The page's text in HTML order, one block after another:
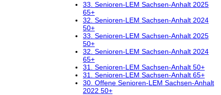
33. Senioren-LEM Sachsen-Anhalt 2025
65+
32. Senioren-LEM Sachsen-Anhalt 2024
50+
33. Senioren-LEM Sachsen-Anhalt 2025
50+
32. Senioren-LEM Sachsen-Anhalt 2024
65+
31. Senioren-LEM Sachsen-Anhalt 50+
31. Senioren-LEM Sachsen-Anhalt 65+
30. Offene Senioren-LEM Sachsen-Anhalt
2022 50+